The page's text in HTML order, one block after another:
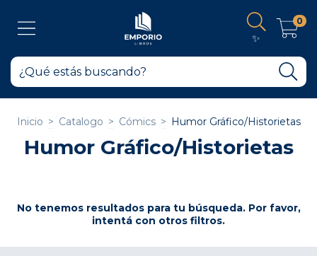
✨
0
Inicio > Catalogo > Cómics > Humor Gráfico/Historietas
Humor Gráfico/Historietas
No tenemos resultados para tu búsqueda. Por favor,
intentá con otros filtros.